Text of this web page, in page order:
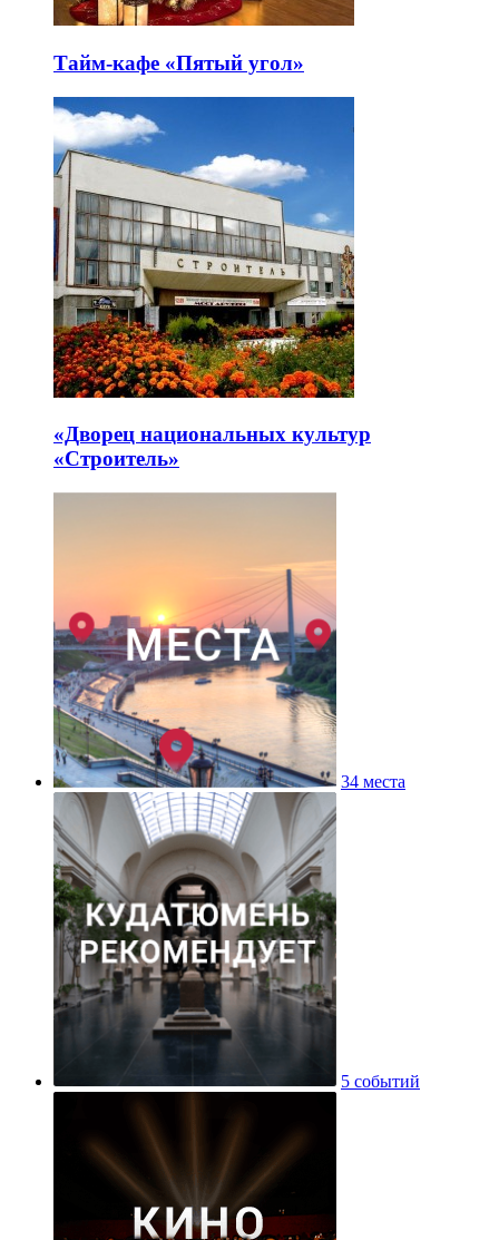
Тайм-кафе «Пятый угол»
«Дворец национальных культур
«Строитель»
34 места
5 событий